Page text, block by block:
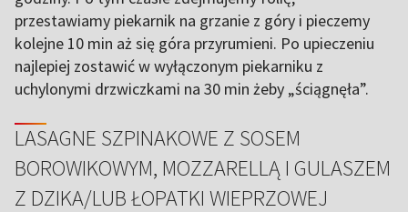
przestawiamy piekarnik na grzanie z góry i pieczemy
kolejne 10 min aż się góra przyrumieni. Po upieczeniu
najlepiej zostawić w wyłączonym piekarniku z
uchylonymi drzwiczkami na 30 min żeby „ściągnęła”.
LASAGNE SZPINAKOWE Z SOSEM
BOROWIKOWYM, MOZZARELLĄ I GULASZEM
Z DZIKA/LUB ŁOPATKI WIEPRZOWEJ